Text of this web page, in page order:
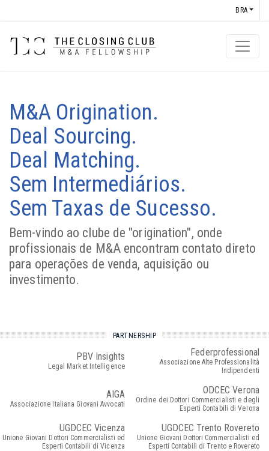
BRA
M&A Origination.
Deal Sourcing.
Deal Matching.
Sem Intermediários.
Sem Taxas de Sucesso.
Bem-vindo ao clube de "origination", onde
profissionais de M&A encontram contato direto
para operações de venda, aquisição ou
investimento.
PARTNERSHIP
PBV Insights
Legal Market Intelligence
Federprofessional
Associazione Alte Professionalità
Indipendenti
AIGA
Associazione Italiana Giovani Avvocati
ODCEC Verona
Ordine dei Dottori Commercialisti e degli
Esperti Contabili di Verona
UGDCEC Vicenza
Unione Giovani Dottori Commercialisti ed
Esperti Contabili di Vicenza
UGDCEC Trento Rovereto
Unione Giovani Dottori Commercialisti ed
Esperti Contabili di Trento e Rovereto